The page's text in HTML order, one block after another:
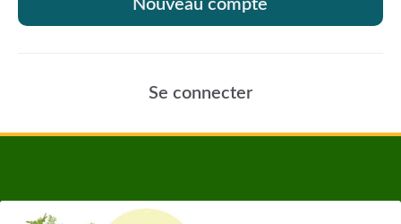
Se connecter